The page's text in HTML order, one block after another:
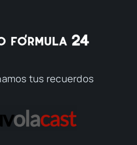
tus recuerdos